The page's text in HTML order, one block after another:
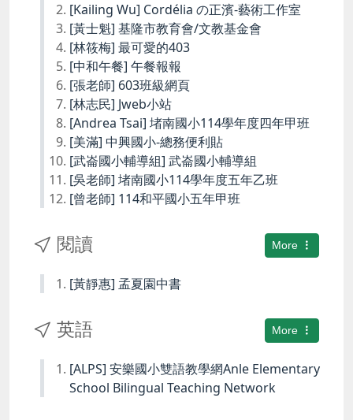
[Kailing Wu] Cordélia の正濱-藝術工作室
[黃士魁] 基隆市教育會/文教基金會
[林筱梅] 最可愛的403
[中和午餐] 午餐報報
[張老師] 603班級網頁
[林志民] Jweb小站
[Andrea Tsai] 堵南國小114學年度四年甲班
[美滿] 中興國小-總務便利貼
[武崙國小輔導組] 武崙國小輔導組
[吳老師] 堵南國小114學年度五年乙班
[曾老師] 114和平國小五年甲班
More
閱讀
[黃靜惠] 孟夏園中書
More
英語
[ALPS] 安樂國小雙語教學網Anle Elementary
School Bilingual Teaching Network